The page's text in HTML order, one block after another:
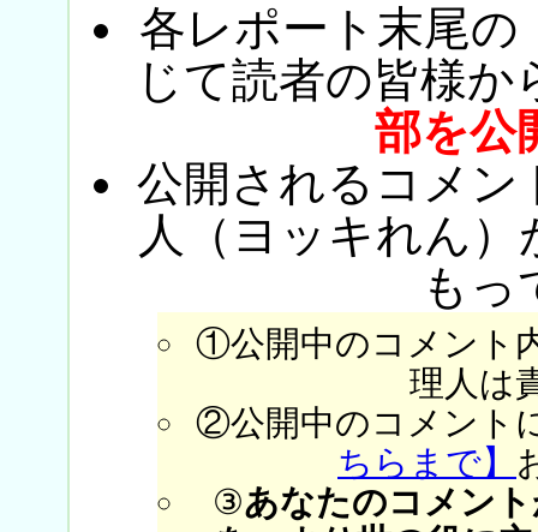
各レポート末尾の
じて読者の皆様か
部を公
公開されるコメン
人（ヨッキれん
もっ
①公開中のコメント
理人は
②公開中のコメント
ちらまで】
③あなたのコメン